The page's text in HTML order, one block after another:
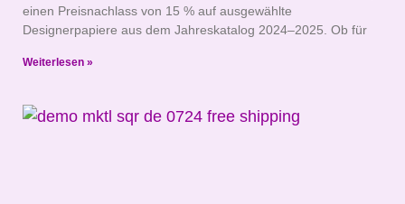
einen Preisnachlass von 15 % auf ausgewählte
Designerpapiere aus dem Jahreskatalog 2024–2025. Ob für
Weiterlesen »